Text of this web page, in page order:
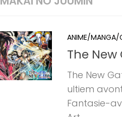
ANIME/MANGA/
The
The New
ultiem
Fantasie-